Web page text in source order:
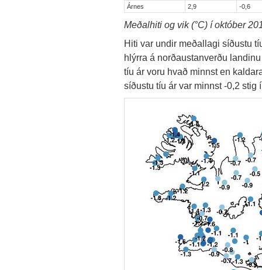
Árnes
2,9 -0,6
Meðalhiti og vik (°C) í október
Hiti var undir meðallagi síðustu
hlýrra á norðaustanverðu
tíu ár voru hvað minnst en
síðustu tíu ár var minnst -0,2